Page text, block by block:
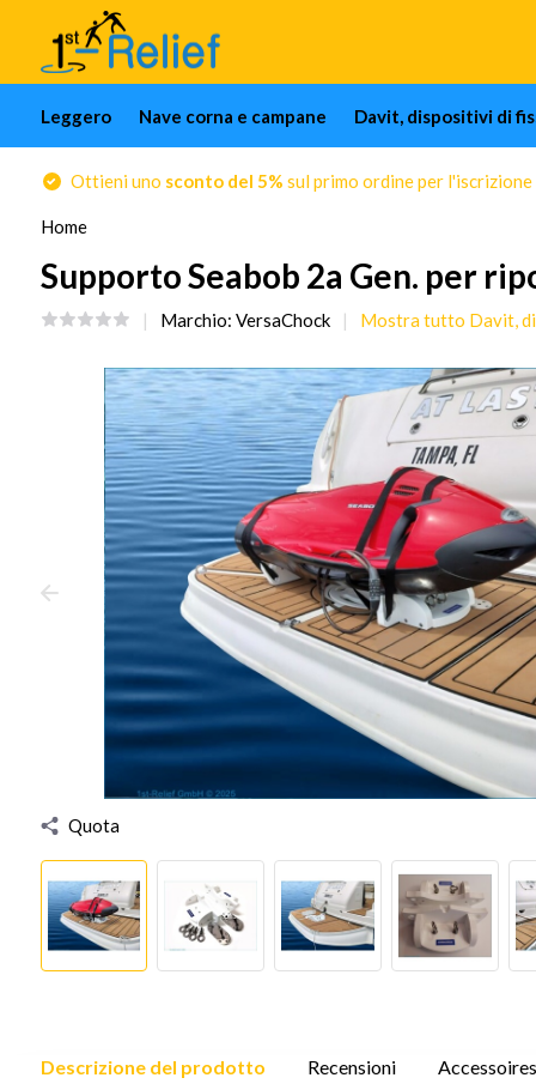
Leggero Nave corna e campane Davit, dispositivi di
Ottieni uno sconto del 5% sul primo ordine per
Home
Supporto Seabob 2a Gen. per
Marchio: VersaChock Mostra tutto Davit,
Quota
Descrizione del prodotto Recensioni Accessoires